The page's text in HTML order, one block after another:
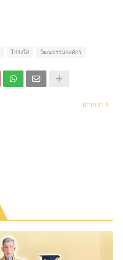
โปร่งใส วัฒนธรรมองค์กร
เก่ากว่า